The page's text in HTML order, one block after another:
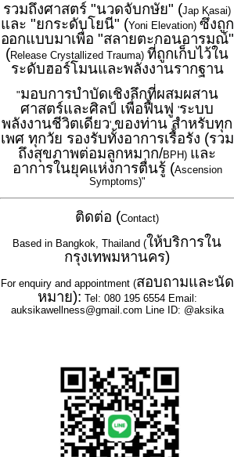
รวมถึงศาสตร์ "นวดจับกษัย" (Jap Kasai)
และ "ยกระดับโยนี" (Yoni Elevation) ซึ่งถูก
ออกแบบมาเพื่อ "สลายตะกอนอารมณ์"
(Release Crystallized Trauma)ที่ถูกเก็บไว้ใน
ระดับฮอร์โมนและพลังงานรากฐาน
"มอบการบำบัดเชิงลึกที่ผสมผสาน
ศาสตร์และศิลป์ เพื่อฟื้นฟู'ระบบ
พลังงานชีวิตเดียว'ของท่าน สำหรับทุก
เพศ ทุกวัย รองรับทั้งอาการเรื้อรัง (รวม
ถึงสุขภาพต่อมลูกหมาก/BPH) และ
อาการในยุคแห่งการตื่นรู้ (Ascension
Symptoms)"
ติดต่อ (Contact)
Based in Bangkok, Thailand (ให้บริการใน
กรุงเทพมหานคร)
For enquiry and appointment (สอบถามและนัด
หมาย): Tel: 080 195 6554 Email:
auksikawellness@gmail.com Line ID: @aksika